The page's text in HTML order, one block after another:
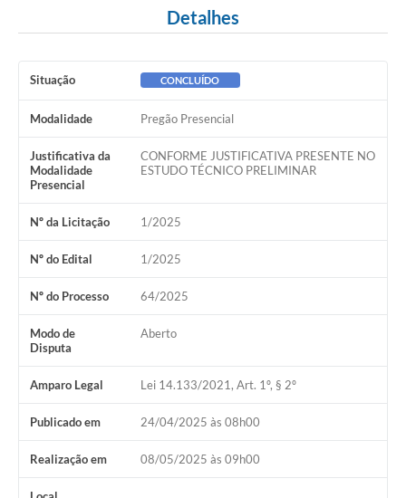
Legislação e Decretos Municipais
Telefones Úteis
Links
Agenda
Boletim de Vigilância em Saúde
Requerimentos
Contato
Detalhes
Situação CONCLUÍDO
Modalidade Pregão Presencial
Justificativa da
Modalidade
Presencial
CONFORME JUSTIFICATIVA PRESENTE NO
ESTUDO TÉCNICO PRELIMINAR
Nº da Licitação 1/2025
Nº do Edital 1/2025
Nº do Processo 64/2025
Modo de
Disputa
Aberto
Amparo Legal Lei 14.133/2021, Art. 1º, § 2º
Publicado em 24/04/2025 às 08h00
Realização em 08/05/2025 às 09h00